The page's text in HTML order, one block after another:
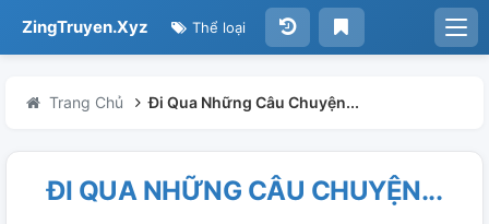
ZingTruyen.Xyz Thể loại
Trang Chủ Đi Qua Những Câu Chuyện...
ĐI QUA NHỮNG CÂU CHUYỆN...